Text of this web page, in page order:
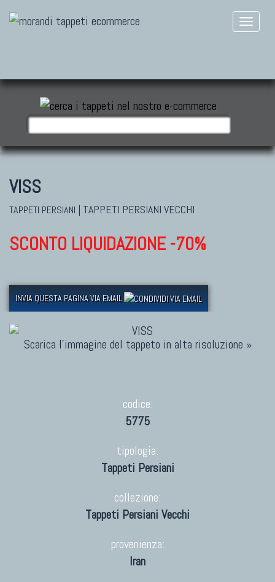
VISS
TAPPETI PERSIANI | TAPPETI PERSIANI VECCHI
SCONTO LIQUIDAZIONE -70%
INVIA QUESTA PAGINA VIA EMAIL
Scarica l'immagine del tappeto in alta risoluzione »
codice:
5775
tipologia:
Tappeti Persiani
collezione:
Tappeti Persiani Vecchi
provenienza:
Iran